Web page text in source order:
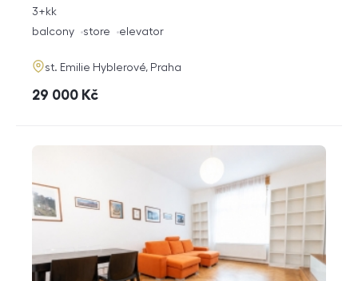
rozměry
3+kk
funkce
balcony store elevator
adresa
st. Emilie Hyblerové, Praha
cena
29 000 Kč